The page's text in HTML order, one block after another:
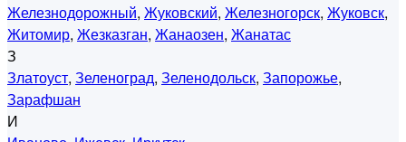
Железнодорожный, Жуковский, Железногорск, Жуковск,
Житомир, Жезказган, Жанаозен, Жанатас
З
Златоуст, Зеленоград, Зеленодольск, Запорожье,
Зарафшан
И